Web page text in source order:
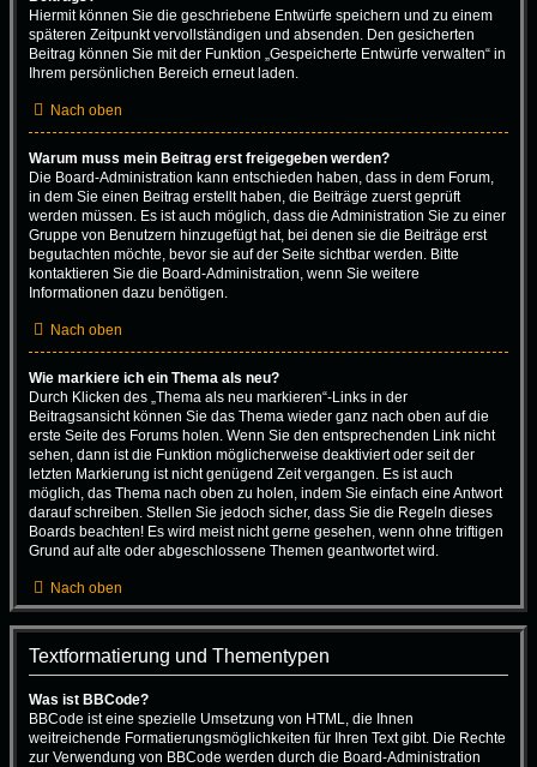
Hiermit können Sie die geschriebene Entwürfe speichern und zu einem
späteren Zeitpunkt vervollständigen und absenden. Den gesicherten
Beitrag können Sie mit der Funktion „Gespeicherte Entwürfe verwalten“ in
Ihrem persönlichen Bereich erneut laden.
Nach oben
Warum muss mein Beitrag erst freigegeben werden?
Die Board-Administration kann entschieden haben, dass in dem Forum,
in dem Sie einen Beitrag erstellt haben, die Beiträge zuerst geprüft
werden müssen. Es ist auch möglich, dass die Administration Sie zu einer
Gruppe von Benutzern hinzugefügt hat, bei denen sie die Beiträge erst
begutachten möchte, bevor sie auf der Seite sichtbar werden. Bitte
kontaktieren Sie die Board-Administration, wenn Sie weitere
Informationen dazu benötigen.
Nach oben
Wie markiere ich ein Thema als neu?
Durch Klicken des „Thema als neu markieren“-Links in der
Beitragsansicht können Sie das Thema wieder ganz nach oben auf die
erste Seite des Forums holen. Wenn Sie den entsprechenden Link nicht
sehen, dann ist die Funktion möglicherweise deaktiviert oder seit der
letzten Markierung ist nicht genügend Zeit vergangen. Es ist auch
möglich, das Thema nach oben zu holen, indem Sie einfach eine Antwort
darauf schreiben. Stellen Sie jedoch sicher, dass Sie die Regeln dieses
Boards beachten! Es wird meist nicht gerne gesehen, wenn ohne triftigen
Grund auf alte oder abgeschlossene Themen geantwortet wird.
Nach oben
Textformatierung und Thementypen
Was ist BBCode?
BBCode ist eine spezielle Umsetzung von HTML, die Ihnen
weitreichende Formatierungsmöglichkeiten für Ihren Text gibt. Die Rechte
zur Verwendung von BBCode werden durch die Board-Administration